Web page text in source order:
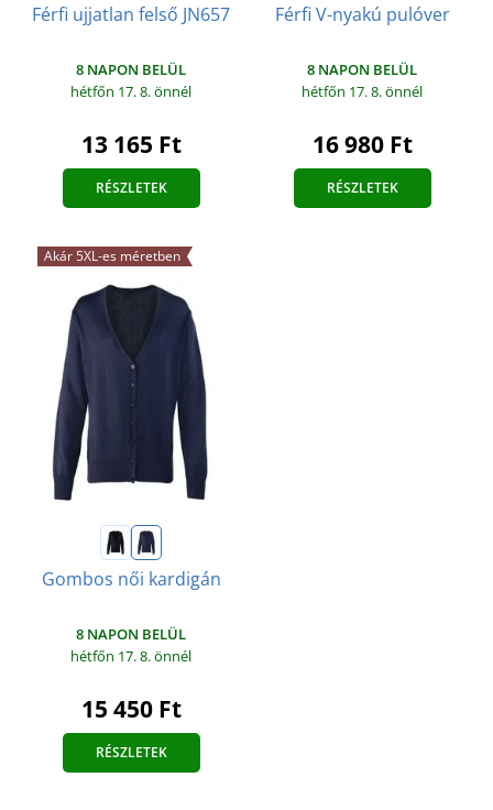
Férfi ujjatlan felső JN657
8 NAPON BELÜL
hétfőn 17. 8.önnél
13 165 Ft
RÉSZLETEK
Férfi V-nyakú pulóver
8 NAPON BELÜL
hétfőn 17. 8.önnél
16 980 Ft
RÉSZLETEK
Akár 5XL-es méretben
Gombos női kardigán
8 NAPON BELÜL
hétfőn 17. 8.önnél
15 450 Ft
RÉSZLETEK